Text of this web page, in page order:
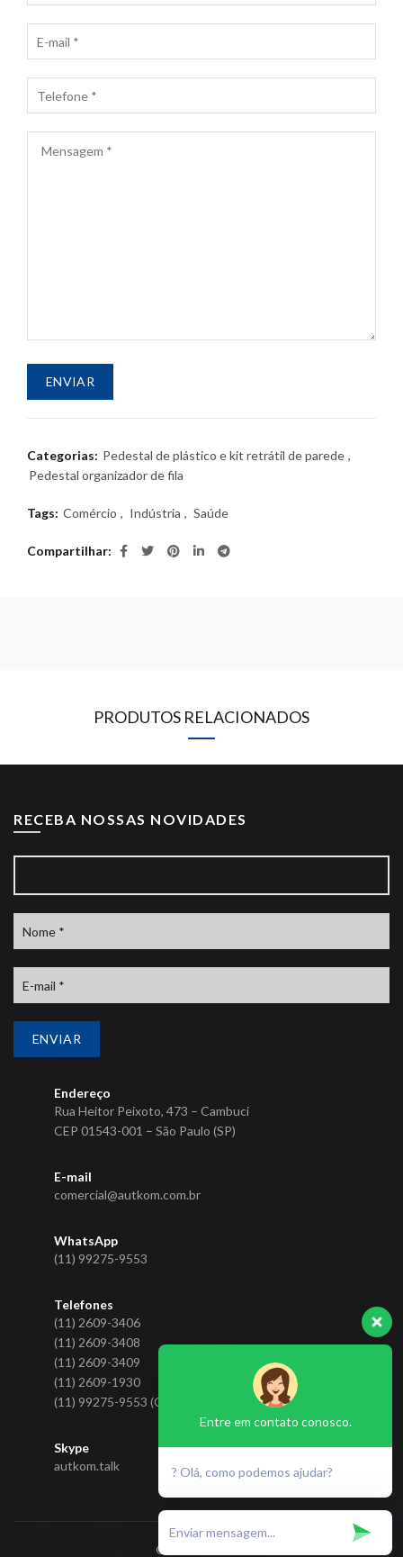
Categorias: Pedestal de plástico e kit retrátil de parede ,
Pedestal organizador de fila
Tags: Comércio , Indústria , Saúde
Compartilhar
PRODUTOS RELACIONADOS
RECEBA NOSSAS NOVIDADES
Endereço
Rua Heitor Peixoto, 473 – Cambuci
CEP 01543-001 – São Paulo (SP)
E-mail
comercial@autkom.com.br
WhatsApp
(11) 99275-9553
Telefones
(11) 2609-3406
(11) 2609-3408
(11) 2609-3409
(11) 2609-1930
(11) 99275-9553 (CLARO)
Skype
autkom.talk
© 2020 Autkom.
Entre em contato conosco.
? Olá, como podemos ajudar?